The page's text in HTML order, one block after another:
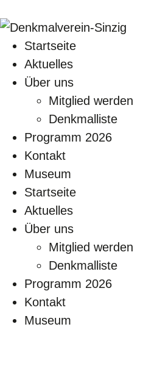
Startseite
Aktuelles
Über uns
Mitglied werden
Denkmalliste
Programm 2026
Kontakt
Museum
Startseite
Aktuelles
Über uns
Mitglied werden
Denkmalliste
Programm 2026
Kontakt
Museum